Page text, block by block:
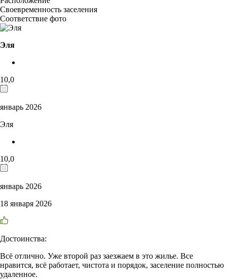
Своевременность заселения
Соответствие фото
Эля
10,0
январь 2026
Эля
10,0
январь 2026
18 января 2026
Достоинства:
Всё отлично. Уже второй раз заезжаем в это жилье. Все
нравится, всё работает, чистота и порядок, заселение полностью
удаленное.